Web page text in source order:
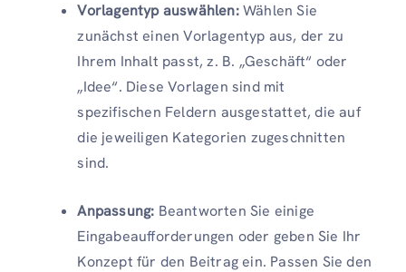
Vorlagentyp auswählen:Wählen Sie
zunächst einen Vorlagentyp aus, der zu
Ihrem Inhalt passt, z. B. „Geschäft“ oder
„Idee“. Diese Vorlagen sind mit
spezifischen Feldern ausgestattet, die auf
die jeweiligen Kategorien zugeschnitten
sind.
Anpassung: Beantworten Sie einige
Eingabeaufforderungen oder geben Sie Ihr
Konzept für den Beitrag ein. Passen Sie den